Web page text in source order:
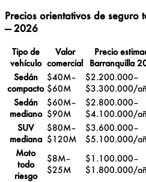
Precios orientativos de
— 2026
Tipo de
vehículo
Valor
comercial
Precio
Barranquilla
Sedán
compacto
$40M–
$60M
$2.200.000–
$3.300.000/
Sedán
mediano
$60M–
$90M
$2.800.000–
$4.100.000/
SUV
mediana
$80M–
$120M
$3.600.000–
$5.100.000/
Moto
todo
riesgo
$8M–
$25M
$1.100.000–
$1.800.000/